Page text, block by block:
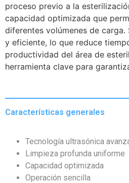
proceso previo a la
capacidad optimizada que
diferentes volúmenes de carga.
y eficiente, lo que reduce
productividad del área de
herramienta clave para
Características generales
Tecnología ultrasónica
Limpieza profunda uniforme
Capacidad optimizada
Operación sencilla